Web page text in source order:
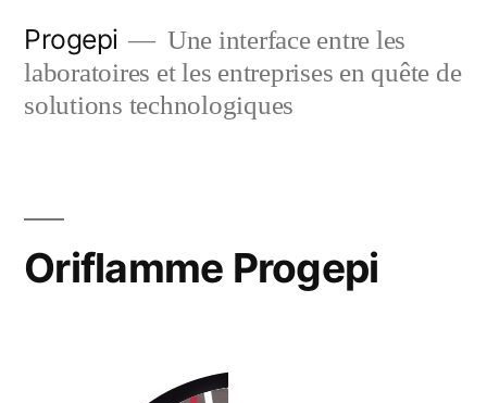
content
Progepi
Une interface entre les
laboratoires et les entreprises en quête de
solutions technologiques
Oriflamme Progepi